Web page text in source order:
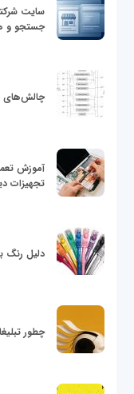
سایت
جستجو و
چالش‌های RAM در Workloadهای محاسباتی HPC
آموزش
تجهیزات
دلیل رنگ
چطور